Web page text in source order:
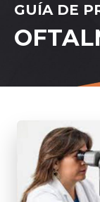
GUÍA DE